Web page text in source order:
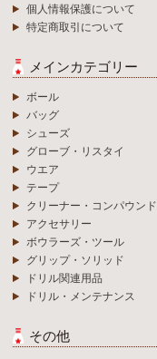
個人情報保護について
特定商取引について
メインカテゴリー
ボール
バッグ
シューズ
グローブ・リスタイ
ウエア
テープ
クリーナー・コンパウンド
アクセサリー
ボウラーズ・ツール
グリップ・ソリッド
ドリル関連用品
ドリル・メンテナンス
その他